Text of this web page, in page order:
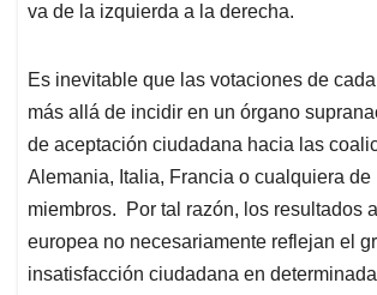
va de la izquierda a la derecha.
Es inevitable que las votaciones de
más allá de incidir en un órgano
de aceptación ciudadana hacia las
Alemania, Italia, Francia o cualquiera de
miembros. Por tal razón, los resultados
europea no necesariamente reflejan el
insatisfacción ciudadana en